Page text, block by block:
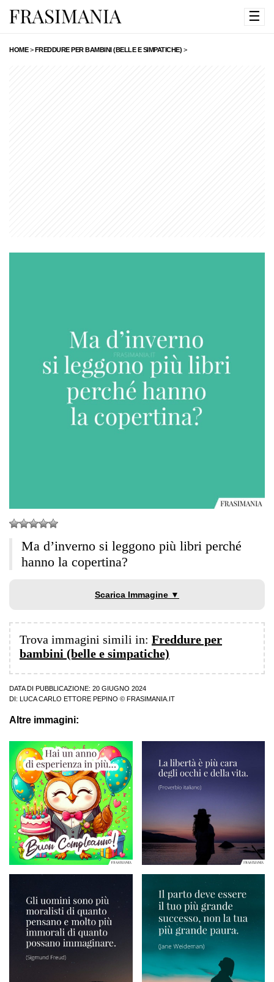
☰
HOME>FREDDURE PER BAMBINI (BELLE E SIMPATICHE) >
Ma d’inverno si leggono più libri perché
hanno la copertina?
Scarica Immagine ▼
Trova immagini simili in: Freddure per
bambini (belle e simpatiche)
DATA DI PUBBLICAZIONE: 20 GIUGNO 2024
DI:
LUCA CARLO ETTORE PEPINO © FRASIMANIA.IT
Altre immagini: